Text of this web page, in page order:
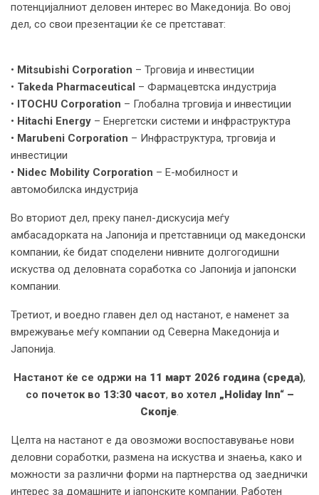
потенцијалниот деловен интерес во Македонија. Во овој
дел, со свои презентации ќе се претстават:
• Mitsubishi Corporation – Трговија и инвестиции
• Takeda Pharmaceutical – Фармацевтска индустрија
• ITOCHU Corporation – Глобална трговија и инвестиции
• Hitachi Energy – Енергетски системи и инфраструктура
• Marubeni Corporation – Инфраструктура, трговија и
инвестиции
• Nidec Mobility Corporation – Е-мобилност и
автомобилска индустрија
Во вториот дел, преку панел-дискусија меѓу
амбасадорката на Јапонија и претставници од македонски
компании, ќе бидат споделени нивните долгогодишни
искуства од деловната соработка со Јапонија и јапонски
компании.
Третиот, и воедно главен дел од настанот, е наменет за
вмрежување меѓу компании од Северна Македонија и
Јапонија.
Настанот ќе се одржи на 11 март 2026 година (среда),
со почеток во 13:30 часот, во хотел „Holiday Inn“ –
Скопје.
Целта на настанот е да овозможи воспоставување нови
деловни соработки, размена на искуства и знаења, како и
можности за различни форми на партнерства од заеднички
интерес за домашните и јапонските компании. Работен